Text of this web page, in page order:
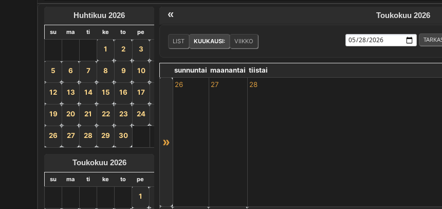
Huhtikuu 2026
su ma ti ke to pe
1 2 3
5 6 7 8 9 10
12 13 14 15 16 17
19 20 21 22 23 24
26 27 28 29 30
Toukokuu 2026
su ma ti ke to pe
1
« Toukokuu 2026
LIST KUUKAUSI: VIIKKO
sunnuntai maanantai tiistai
»
26 27 28